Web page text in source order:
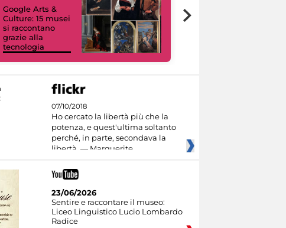
Google Arts &
Culture: 15 musei
si raccontano
grazie alla
tecnologia
07/10/2018
Ho cercato la libertà più che la
potenza, e quest'ultima soltanto
perché, in parte, secondava la
libertà. — Marguerite
23/06/2026
Sentire e raccontare il museo:
Liceo Linguistico Lucio Lombardo
Radice